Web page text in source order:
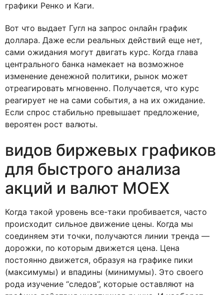
графики Ренко и Каги.
Вот что выдает Гугл на запрос онлайн график
доллара. Даже если реальных действий еще нет,
сами ожидания могут двигать курс. Когда глава
центрального банка намекает на возможное
изменение денежной политики, рынок может
отреагировать мгновенно. Получается, что курс
реагирует не на сами события, а на их ожидание.
Если спрос стабильно превышает предложение,
вероятен рост валюты.
видов биржевых графиков
для быстрого анализа
акций и валют MOEX
Когда такой уровень все-таки пробивается, часто
происходит сильное движение цены. Когда мы
соединяем эти точки, получаются линии тренда —
дорожки, по которым движется цена. Цена
постоянно движется, образуя на графике пики
(максимумы) и впадины (минимумы). Это своего
рода изучение “следов”, которые оставляют на